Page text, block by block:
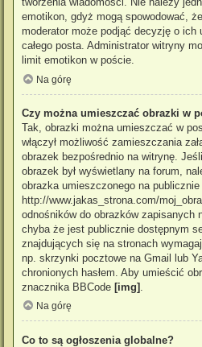
emotikon, gdyż mogą spowodować,
moderator może podjąć decyzję o ich
całego posta. Administrator witryny
limit emotikon w poście.
Na górę
Czy można umieszczać obrazki w
Tak, obrazki można umieszczać w
włączył możliwość zamieszczania
obrazek bezpośrednio na witrynę.
obrazek był wyświetlany na forum,
obrazka umieszczonego na
http://www.jakas_strona.com/
odnośników do obrazków zapisanych
chyba że jest publicznie dostępnym
znajdujących się na stronach
np. skrzynki pocztowe na Gmail lub
chronionych hasłem. Aby umieścić
znacznika BBCode [img]
Na górę
Co to są ogłoszenia globalne?